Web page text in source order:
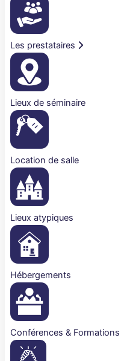
Les prestataires
Lieux de séminaire
Location de salle
Lieux atypiques
Hébergements
Conférences & Formations